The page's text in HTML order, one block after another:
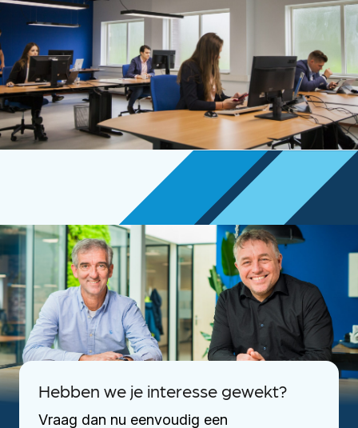
Hebben we je interesse gewekt?
Vraag dan nu eenvoudig een